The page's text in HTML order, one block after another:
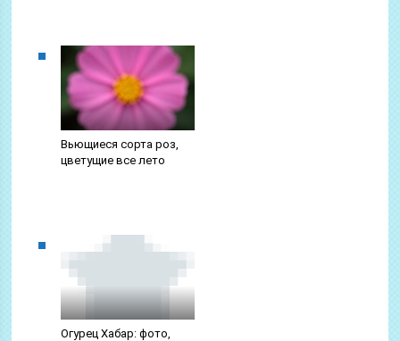
Вьющиеся сорта роз,
цветущие все лето
Огурец Хабар: фото,